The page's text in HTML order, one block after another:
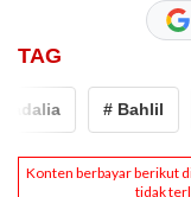
TAG
# Bahlil